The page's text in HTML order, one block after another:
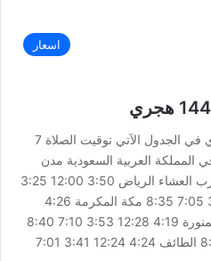
اسعار
توقيت الصلاة 7 محرم 1444 هجري في الجدول الآتي توقيت الصلاة 7
في المملكة العربية السعودية مدن
السعودية الفجر الظهر العصر المغرب العشاء الرياض 3:50 12:00 3:25
6:42 8:12 جدة 4:29 12:30 3:46 7:05 8:35 مكة المكرمة 4:26
12:27 3:44 7:03 8:33 المدينة المنورة 4:19 12:28 3:53 7:10 8:40
الدمام 3:32 11:47 3:15 6:31 8:01 الطائف 4:24 12:24 3:41 7:01